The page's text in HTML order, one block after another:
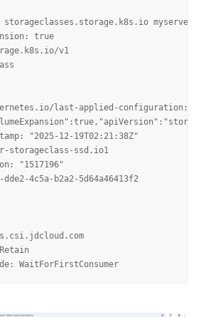
myserver-
true
v1
last-applied-configuration: |
"2025-12-19T02:21:38Z"
storageclass-ssd.io1
"1517196"
dde2-4c5a-b2a2-5d64a46413f2